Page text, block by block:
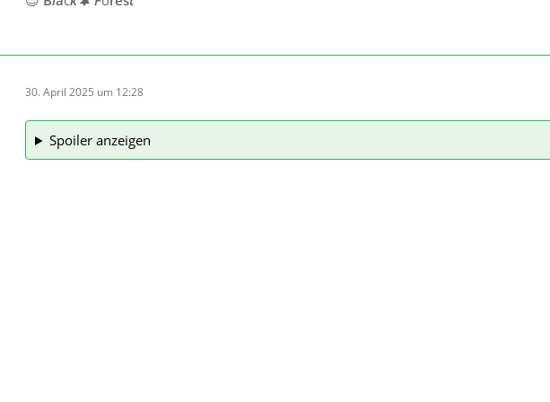
30. April 2025 um 12:28
Spoiler anzeigen